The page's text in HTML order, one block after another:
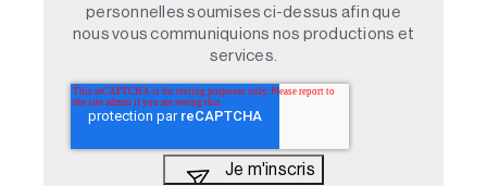
personnelles soumises ci-dessus afin que
nous vous communiquions nos productions et
services.